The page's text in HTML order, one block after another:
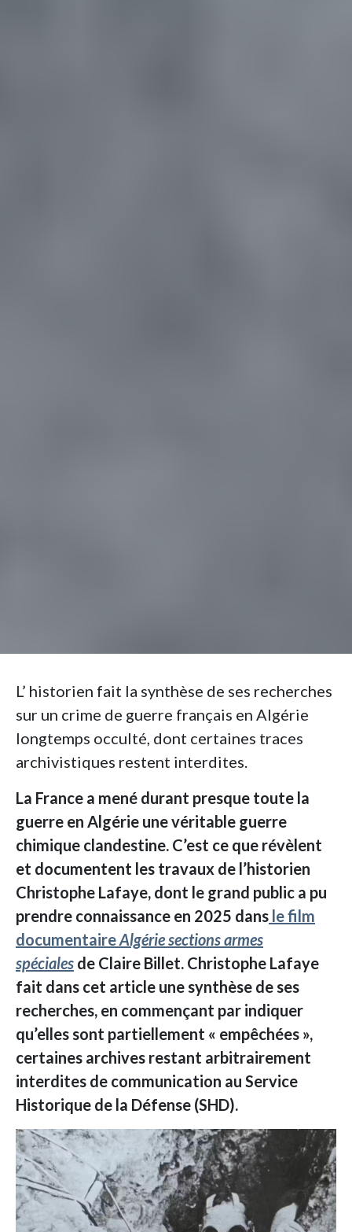
L’ historien fait la synthèse de ses recherches
sur un crime de guerre français en Algérie
longtemps occulté, dont certaines traces
archivistiques restent interdites.
La France a mené durant presque toute la
guerre en Algérie une véritable guerre
chimique clandestine. C’est ce que révèlent
et documentent les travaux de l’historien
Christophe Lafaye, dont le grand public a pu
prendre connaissance en 2025 dans le film
documentaireAlgérie sections armes
spéciales de Claire Billet. Christophe Lafaye
fait dans cet article une synthèse de ses
recherches, en commençant par indiquer
qu’elles sont partiellement « empêchées »,
certaines archives restant arbitrairement
interdites de communication au Service
Historique de la Défense (SHD).